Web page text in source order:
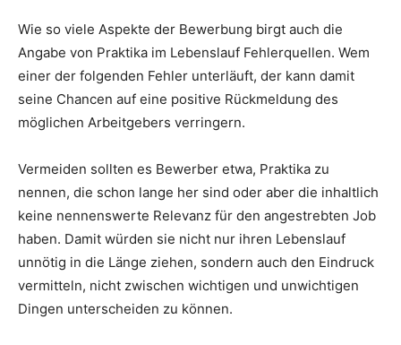
Wie so viele Aspekte der Bewerbung birgt auch die
Angabe von Praktika im Lebenslauf Fehlerquellen. Wem
einer der folgenden Fehler unterläuft, der kann damit
seine Chancen auf eine positive Rückmeldung des
möglichen Arbeitgebers verringern.
Vermeiden sollten es Bewerber etwa, Praktika zu
nennen, die schon lange her sind oder aber die inhaltlich
keine nennenswerte Relevanz für den angestrebten Job
haben. Damit würden sie nicht nur ihren Lebenslauf
unnötig in die Länge ziehen, sondern auch den Eindruck
vermitteln, nicht zwischen wichtigen und unwichtigen
Dingen unterscheiden zu können.